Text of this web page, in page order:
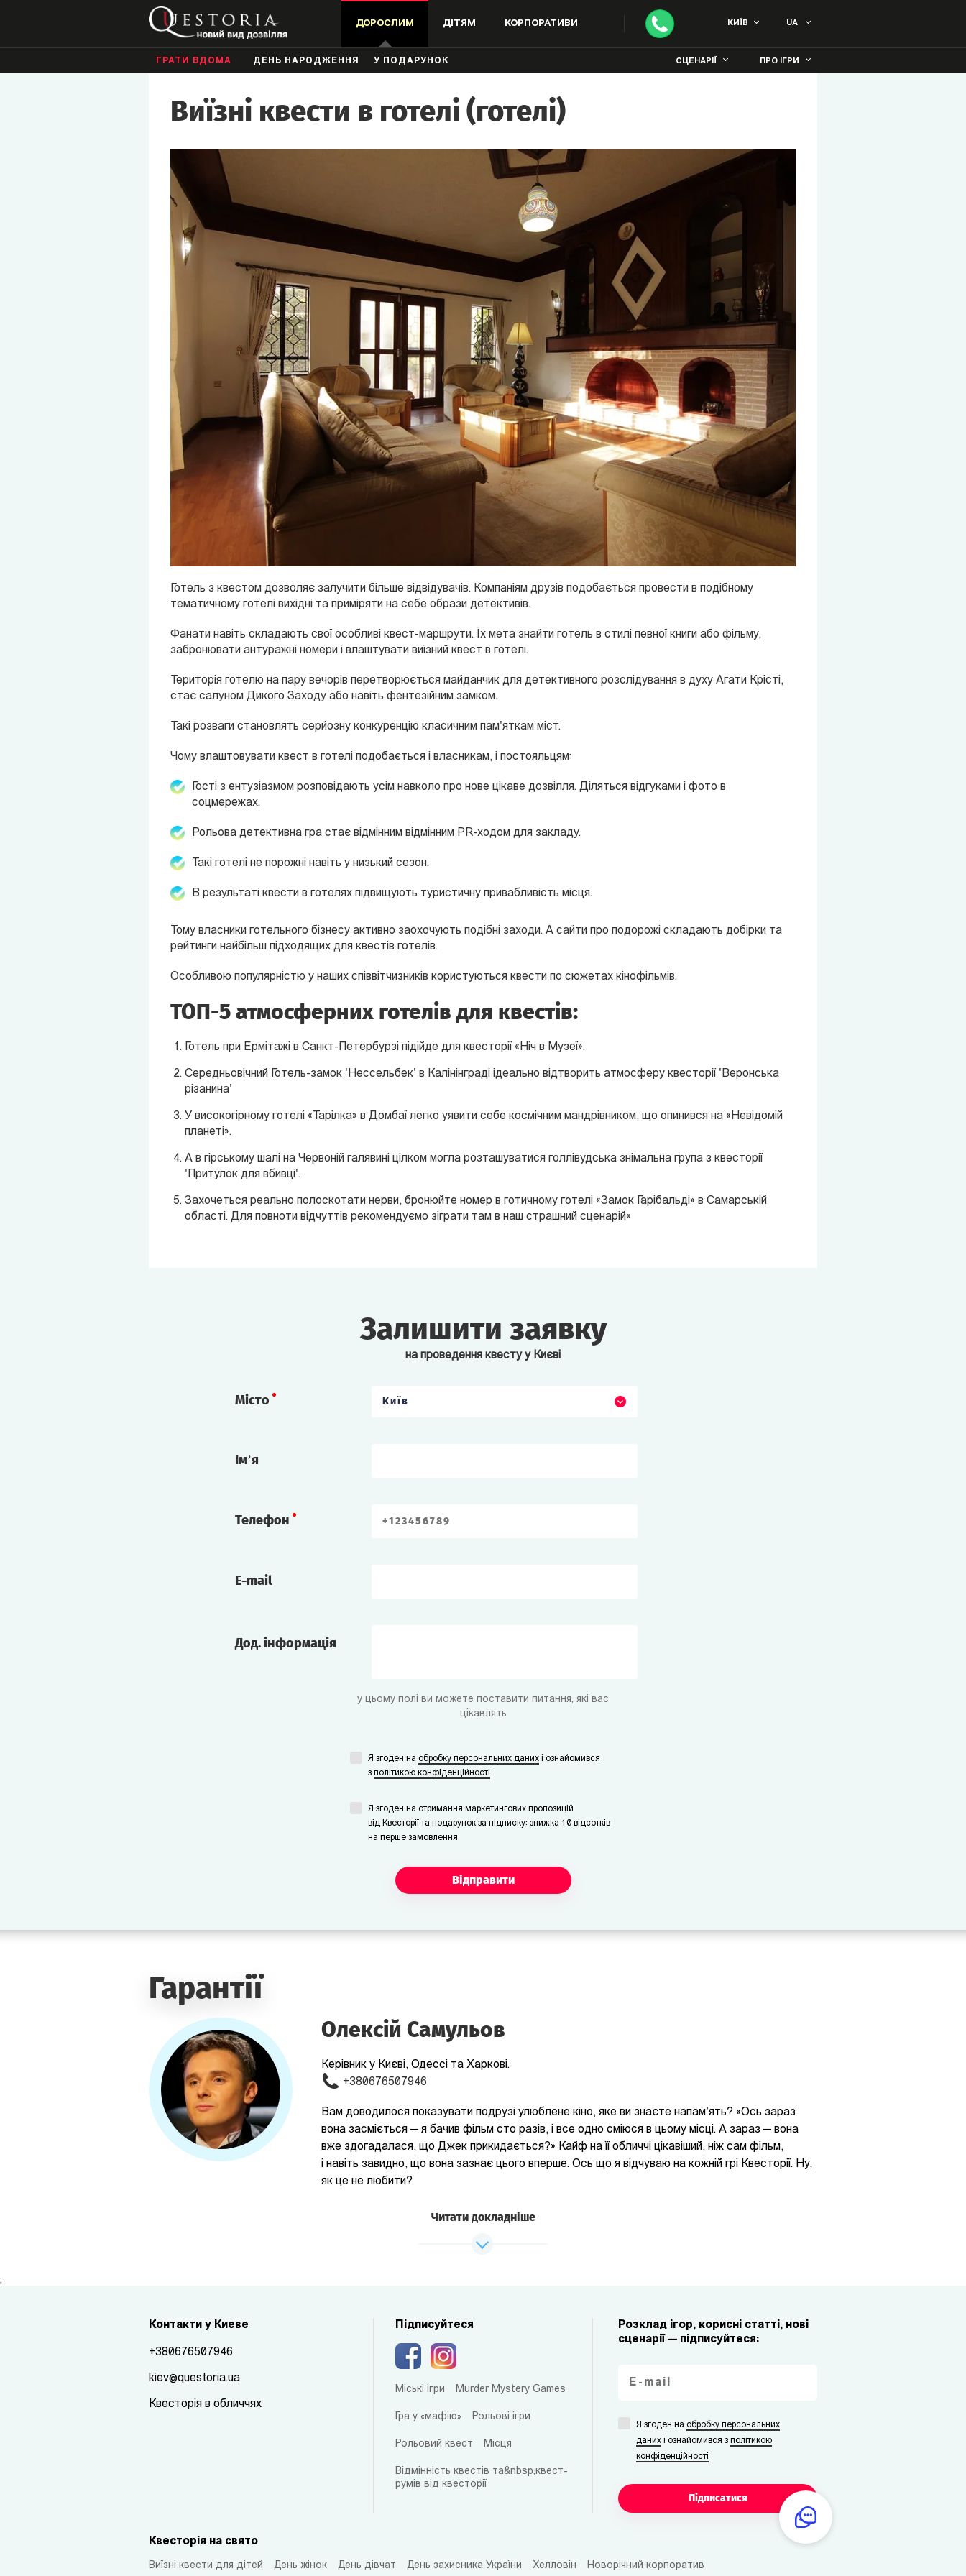
ДОРОСЛИМ ДІТЯМ КОРПОРАТИВИ КИЇВ UA
ГРАТИ ВДОМА ДЕНЬ НАРОДЖЕННЯ У ПОДАРУНОК СЦЕНАРІЇ ПРО ІГРИ
Виїзні квести в готелі (готелі)
Готель з квестом дозволяє залучити більше відвідувачів. Компаніям друзів подобається провести в подібному
тематичному готелі вихідні та приміряти на себе образи детективів.
Фанати навіть складають свої особливі квест-маршрути. Їх мета знайти готель в стилі певної книги або фільму,
забронювати антуражні номери і влаштувати виїзний квест в готелі.
Територія готелю на пару вечорів перетворюється майданчик для детективного розслідування в духу Агати Крісті,
стає салуном Дикого Заходу або навіть фентезійним замком.
Такі розваги становлять серйозну конкуренцію класичним пам'яткам міст.
Чому влаштовувати квест в готелі подобається і власникам, і постояльцям:
Гості з ентузіазмом розповідають усім навколо про нове цікаве дозвілля. Діляться відгуками і фото в
соцмережах.
Рольова детективна гра стає відмінним відмінним PR-ходом для закладу.
Такі готелі не порожні навіть у низький сезон.
В результаті квести в готелях підвищують туристичну привабливість місця.
Тому власники готельного бізнесу активно заохочують подібні заходи. А сайти про подорожі складають добірки та
рейтинги найбільш підходящих для квестів готелів.
Особливою популярністю у наших співвітчизників користуються квести по сюжетах кінофільмів.
ТОП-5 атмосферних готелів для квестів:
Готель при Ермітажі в Санкт-Петербурзі підійде для квесторії «Ніч в Музеї».
Середньовічний Готель-замок 'Нессельбек' в Калінінграді ідеально відтворить атмосферу квесторії 'Веронська
різанина'
У високогірному готелі «Тарілка» в Домбаї легко уявити себе космічним мандрівником, що опинився на «Невідомій
планеті».
А в гірському шалі на Червоній галявині цілком могла розташуватися голлівудська знімальна група з квесторії
'Притулок для вбивці'.
Захочеться реально полоскотати нерви, бронюйте номер в готичному готелі «Замок Гарібальді» в Самарській
області. Для повноти відчуттів рекомендуємо зіграти там в наш страшний сценарій«
Залишити заявку
на проведення квесту у Києві
Місто Київ
Ім’я
Телефон
E-mail
Дод. інформація
у цьому полі ви можете поставити питання, які вас
цікавлять
Я згоден на обробку персональних даних i ознайомився
з політикою конфіденційності
Я згоден на отримання маркетингових пропозицій
від Квесторії та подарунок за підписку: знижка 10 відсотків
на перше замовлення
Відправити
Гарантії
Олексій Самульов
Керівник у Києві, Одессі та Харкові.
+380676507946
Вам доводилося показувати подрузі улюблене кіно, яке ви знаєте напам’ять? «Ось зараз
вона засміється — я бачив фільм сто разів, і все одно сміюся в цьому місці. А зараз — вона
вже здогадалася, що Джек прикидається?» Кайф на її обличчі цікавіший, ніж сам фільм,
і навіть завидно, що вона зазнає цього вперше. Ось що я відчуваю на кожній грі Квесторії. Ну,
як це не любити?
Читати докладніше
;
Контакти у Киеве
+380676507946
kiev@questoria.ua
Квесторія в обличчях
Підписуйтеся
Міські ігри Murder Mystery Games
Гра у «мафію» Рольові ігри
Рольовий квест Місця
Відмінність квестів та&nbsp;квест-
румів від квесторії
Квесторія на свято
Виїзні квести для дітей День жінок День дівчат День захисника України Хелловін Новорічний корпоратив
Розклад ігор, корисні статті, нові
сценарії — підписуйтеся:
Я згоден на обробку персональних
даних i ознайомився зполітикою
конфіденційності
Підписатися